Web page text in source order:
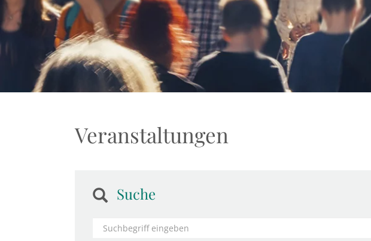
Veranstaltungen
Suche